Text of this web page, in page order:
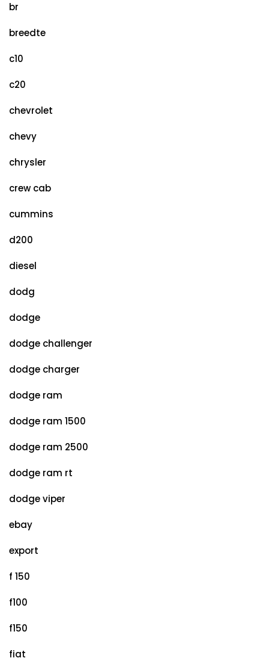
br
breedte
c10
c20
chevrolet
chevy
chrysler
crew cab
cummins
d200
diesel
dodg
dodge
dodge challenger
dodge charger
dodge ram
dodge ram 1500
dodge ram 2500
dodge ram rt
dodge viper
ebay
export
f 150
f100
f150
fiat